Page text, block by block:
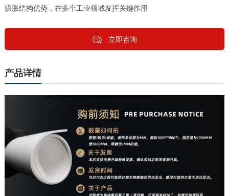
膨胀结构优势，在多个工业领域发挥关键作用
立即咨询
产品详情